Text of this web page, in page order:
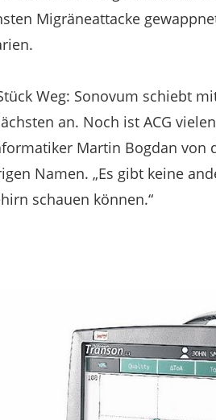
Migräneattacke
Weg: Sonovum schiebt
an. Noch ist ACG
Martin Bogdan von
Namen. „Es gibt keine
schauen können.“